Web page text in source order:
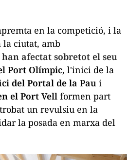
en la competició, i la
la ciutat, amb
afectat sobretot el seu
Port Olímpic, l'inici de la
del Portal de la Pau i
el Port Vell formen part
un revulsiu en la
la posada en marxa del